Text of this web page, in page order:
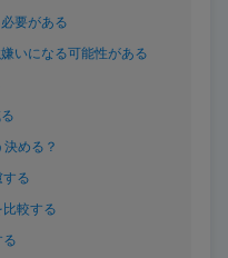
要がある
いになる可能性がある
める？
する
較する